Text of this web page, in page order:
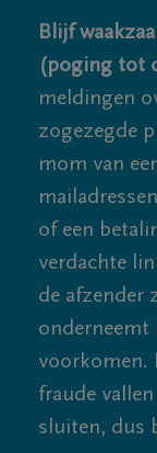
Blijf
(poging tot
meldingen
zogezegde
mom van
of een
verdachte
de afzender
onderneemt
voorkomen.
fraude
sluiten, dus